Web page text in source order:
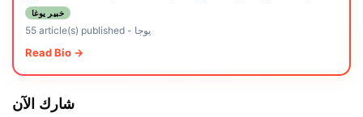
خبير يوغا
55 article(s) published- يوجا
Read Bio →
شارك الآن